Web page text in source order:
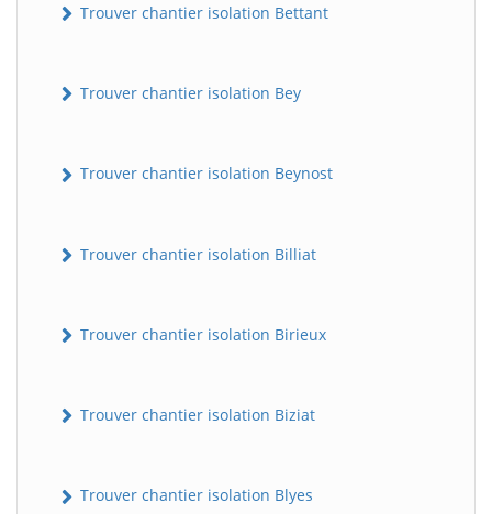
Trouver chantier isolation Bettant
Trouver chantier isolation Bey
Trouver chantier isolation Beynost
Trouver chantier isolation Billiat
Trouver chantier isolation Birieux
Trouver chantier isolation Biziat
Trouver chantier isolation Blyes